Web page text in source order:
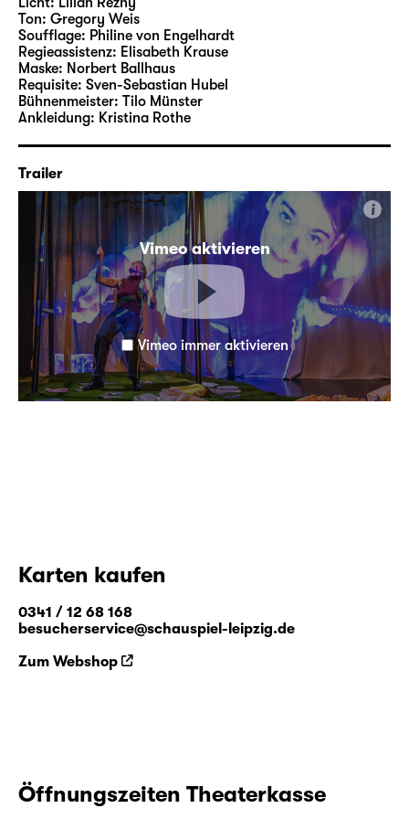
Verbundenheit und Schwesternschaft im
Foyer 1.
Zusatzhinweise zu sensiblen Inhalten in
„IMMER EINE MEHR ALS DU“ finden Sie
Ton: Gregory Weis
Soufflage: Philine von Engelhardt
Regieassistenz: Elisabeth Krause
Maske: Norbert Ballhaus
Requisite: Sven-Sebastian Hubel
Bühnenmeister: Tilo Münster
Ankleidung: Kristina Rothe
Trailer
Vimeo aktivieren
i
Vimeo immer aktivieren
Karten kaufen
0341 / 12 68 168
besucherservice@schauspiel-leipzig.de
Zum Webshop
Öffnungszeiten Theaterkasse